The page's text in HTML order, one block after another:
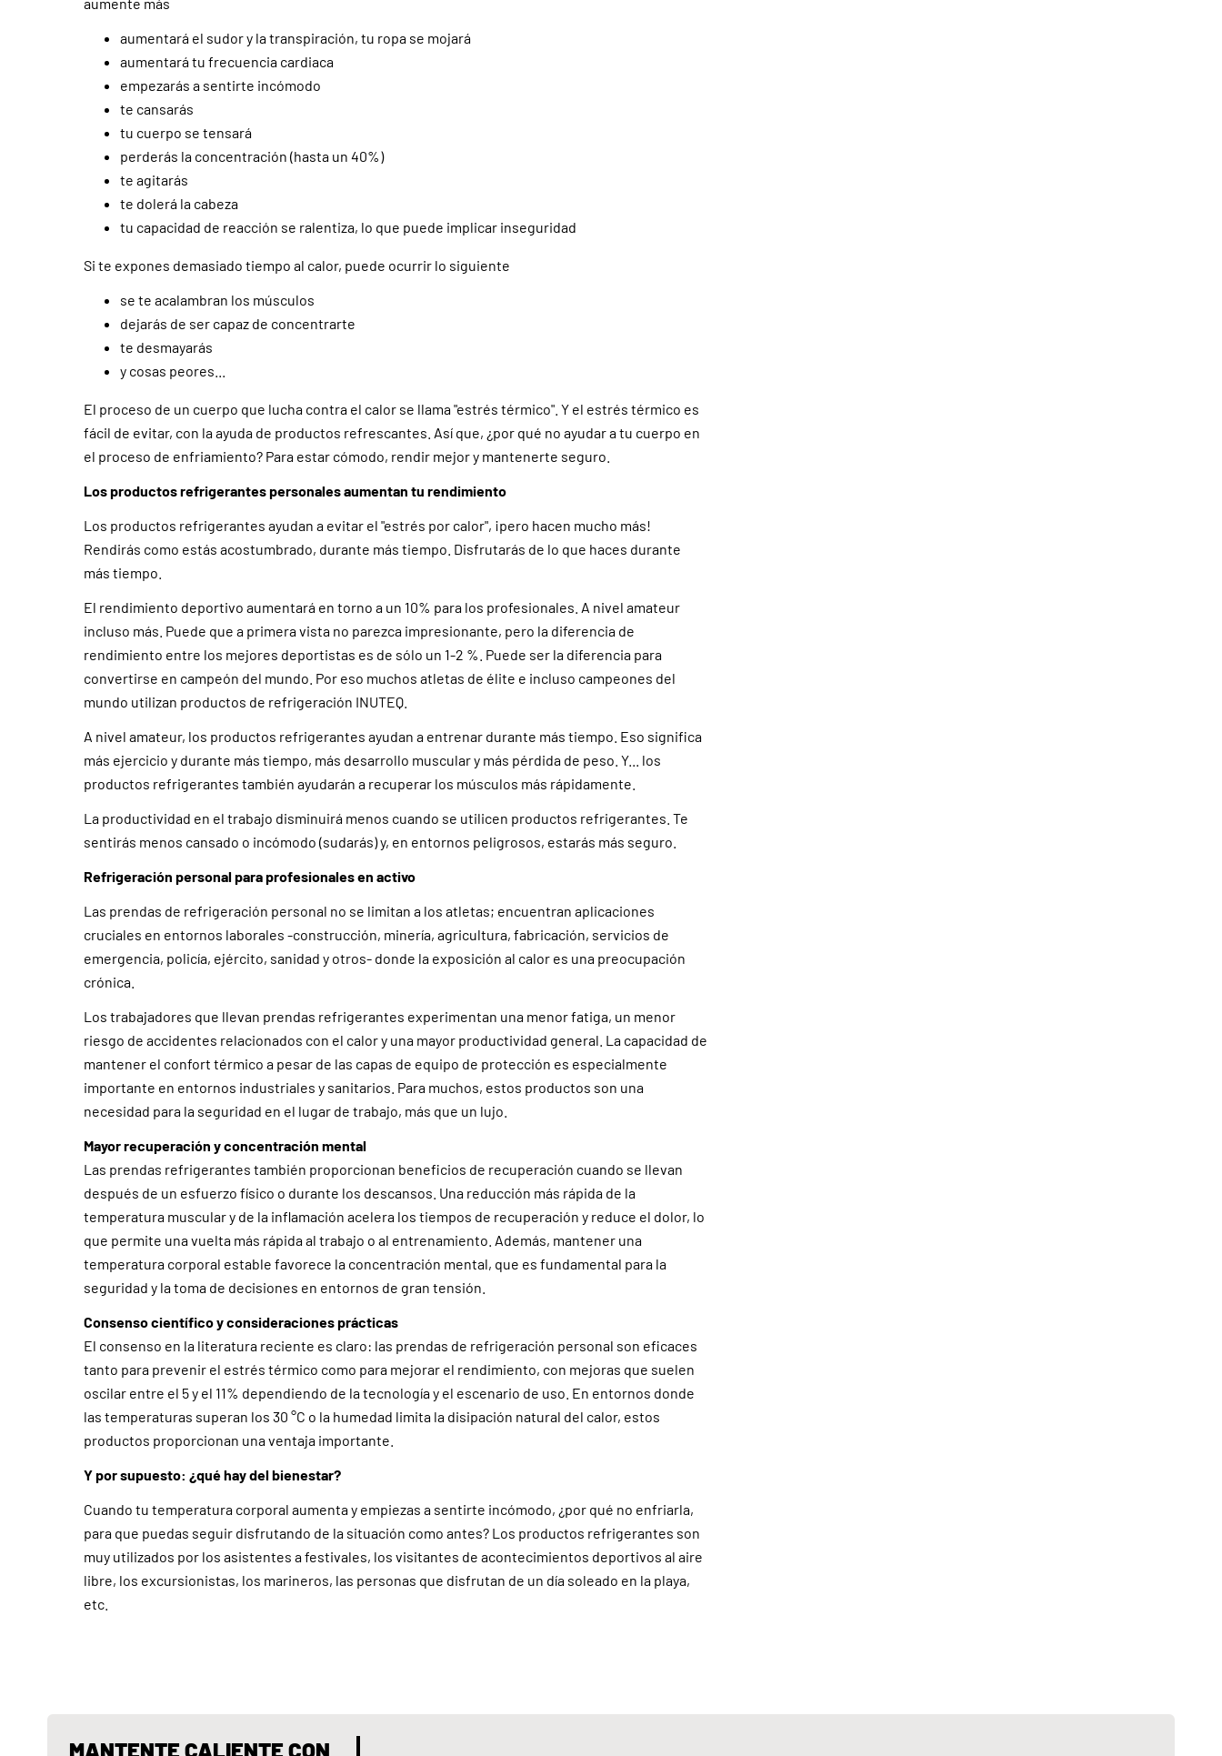
aumentará el sudor y la transpiración, tu ropa se mojará
aumentará tu frecuencia cardiaca
empezarás a sentirte incómodo
te cansarás
tu cuerpo se tensará
perderás la concentración (hasta un 40%)
te agitarás
te dolerá la cabeza
tu capacidad de reacción se ralentiza, lo que puede implicar inseguridad
Si te expones demasiado tiempo al calor, puede ocurrir lo siguiente
se te acalambran los músculos
dejarás de ser capaz de concentrarte
te desmayarás
y cosas peores...
El proceso de un cuerpo que lucha contra el calor se llama "estrés térmico". Y el estrés térmico es
fácil de evitar, con la ayuda de productos refrescantes. Así que, ¿por qué no ayudar a tu cuerpo en
el proceso de enfriamiento? Para estar cómodo, rendir mejor y mantenerte seguro.
Los productos refrigerantes personales aumentan tu rendimiento
Los productos refrigerantes ayudan a evitar el "estrés por calor", ¡pero hacen mucho más!
Rendirás como estás acostumbrado, durante más tiempo. Disfrutarás de lo que haces durante
más tiempo.
El rendimiento deportivo aumentará en torno a un 10% para los profesionales. A nivel amateur
incluso más. Puede que a primera vista no parezca impresionante, pero la diferencia de
rendimiento entre los mejores deportistas es de sólo un 1-2 %. Puede ser la diferencia para
convertirse en campeón del mundo. Por eso muchos atletas de élite e incluso campeones del
mundo utilizan productos de refrigeración INUTEQ.
A nivel amateur, los productos refrigerantes ayudan a entrenar durante más tiempo. Eso significa
más ejercicio y durante más tiempo, más desarrollo muscular y más pérdida de peso. Y... los
productos refrigerantes también ayudarán a recuperar los músculos más rápidamente.
La productividad en el trabajo disminuirá menos cuando se utilicen productos refrigerantes. Te
sentirás menos cansado o incómodo (sudarás) y, en entornos peligrosos, estarás más seguro.
Refrigeración personal para profesionales en activo
Las prendas de refrigeración personal no se limitan a los atletas; encuentran aplicaciones
cruciales en entornos laborales -construcción, minería, agricultura, fabricación, servicios de
emergencia, policía, ejército, sanidad y otros- donde la exposición al calor es una preocupación
crónica.
Los trabajadores que llevan prendas refrigerantes experimentan una menor fatiga, un menor
riesgo de accidentes relacionados con el calor y una mayor productividad general. La capacidad de
mantener el confort térmico a pesar de las capas de equipo de protección es especialmente
importante en entornos industriales y sanitarios. Para muchos, estos productos son una
necesidad para la seguridad en el lugar de trabajo, más que un lujo.
Mayor recuperación y concentración mental
Las prendas refrigerantes también proporcionan beneficios de recuperación cuando se llevan
después de un esfuerzo físico o durante los descansos. Una reducción más rápida de la
temperatura muscular y de la inflamación acelera los tiempos de recuperación y reduce el dolor, lo
que permite una vuelta más rápida al trabajo o al entrenamiento. Además, mantener una
temperatura corporal estable favorece la concentración mental, que es fundamental para la
seguridad y la toma de decisiones en entornos de gran tensión.
Consenso científico y consideraciones prácticas
El consenso en la literatura reciente es claro: las prendas de refrigeración personal son eficaces
tanto para prevenir el estrés térmico como para mejorar el rendimiento, con mejoras que suelen
oscilar entre el 5 y el 11% dependiendo de la tecnología y el escenario de uso. En entornos donde
las temperaturas superan los 30 °C o la humedad limita la disipación natural del calor, estos
productos proporcionan una ventaja importante.
Y por supuesto: ¿qué hay del bienestar?
Cuando tu temperatura corporal aumenta y empiezas a sentirte incómodo, ¿por qué no enfriarla,
para que puedas seguir disfrutando de la situación como antes? Los productos refrigerantes son
muy utilizados por los asistentes a festivales, los visitantes de acontecimientos deportivos al aire
libre, los excursionistas, los marineros, las personas que disfrutan de un día soleado en la playa,
etc.
MANTENTE CALIENTE CON